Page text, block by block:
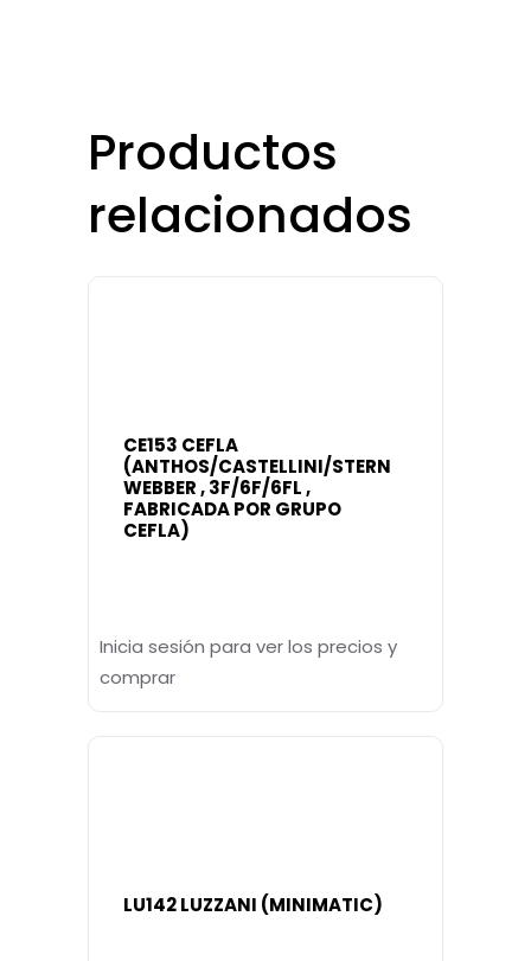
Productos
relacionados
CE153 CEFLA
(ANTHOS/CASTELLINI/STERN
WEBBER , 3F/6F/6FL ,
FABRICADA POR GRUPO
CEFLA)
Inicia sesión para ver los precios y
comprar
LU142 LUZZANI (MINIMATIC)